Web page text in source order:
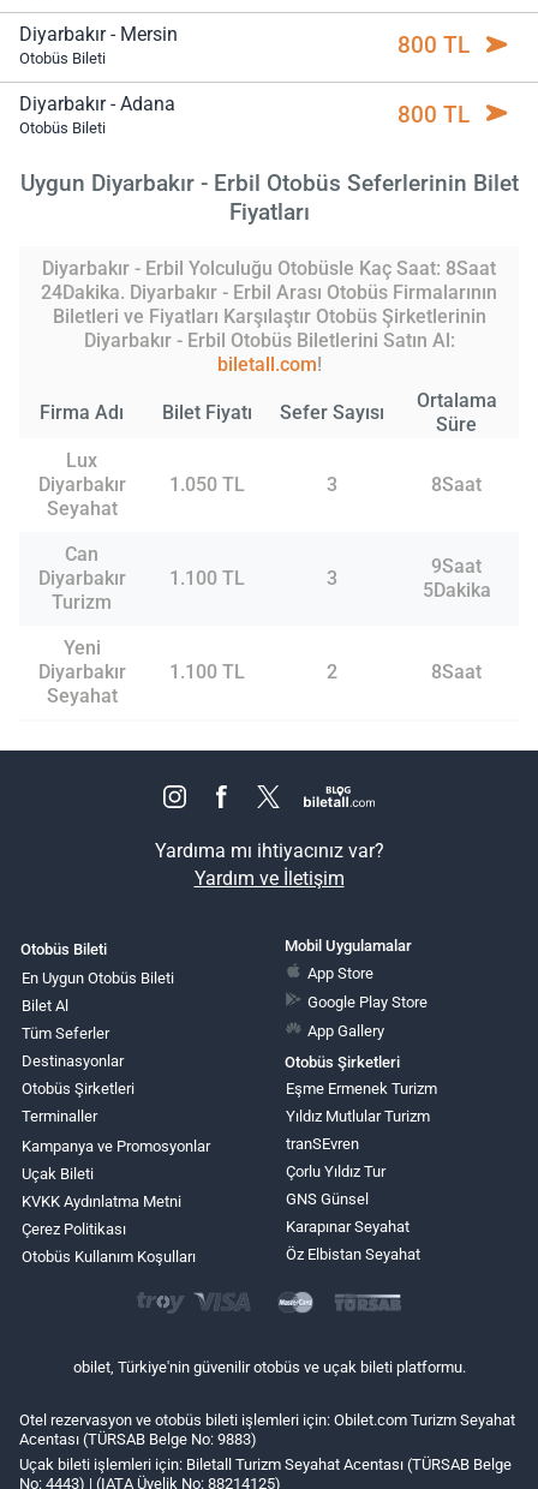
Diyarbakır - Mersin
Otobüs Bileti 800 TL
Diyarbakır - Adana
Otobüs Bileti 800 TL
Uygun Diyarbakır - Erbil Otobüs Seferlerinin Bilet
Fiyatları
Diyarbakır - Erbil Yolculuğu Otobüsle Kaç Saat: 8Saat
24Dakika. Diyarbakır - Erbil Arası Otobüs Firmalarının
Biletleri ve Fiyatları Karşılaştır Otobüs Şirketlerinin
Diyarbakır - Erbil Otobüs Biletlerini Satın Al:
biletall.com!
Firma Adı Bilet Fiyatı Sefer Sayısı
Ortalama
Süre
Lux
Diyarbakır
Seyahat
1.050 TL 3 8Saat
Can
Diyarbakır
Turizm
1.100 TL 3
9Saat
5Dakika
Yeni
Diyarbakır
Seyahat
1.100 TL 2 8Saat
Yardıma mı ihtiyacınız var?
Yardım ve İletişim
Otobüs Bileti
En Uygun Otobüs Bileti
Bilet Al
Tüm Seferler
Destinasyonlar
Otobüs Şirketleri
Terminaller
Kampanya ve Promosyonlar
Uçak Bileti
KVKK Aydınlatma Metni
Çerez Politikası
Otobüs Kullanım Koşulları
Mobil Uygulamalar
App Store
Google Play Store
App Gallery
Otobüs Şirketleri
Eşme Ermenek Turizm
Yıldız Mutlular Turizm
tranSEvren
Çorlu Yıldız Tur
GNS Günsel
Karapınar Seyahat
Öz Elbistan Seyahat
obilet, Türkiye'nin güvenilir otobüs ve uçak bileti platformu.
Otel rezervasyon ve otobüs bileti işlemleri için: Obilet.com Turizm Seyahat
Acentası (TÜRSAB Belge No: 9883)
Uçak bileti işlemleri için: Biletall Turizm Seyahat Acentası (TÜRSAB Belge
No: 4443) | (IATA Üyelik No: 88214125)